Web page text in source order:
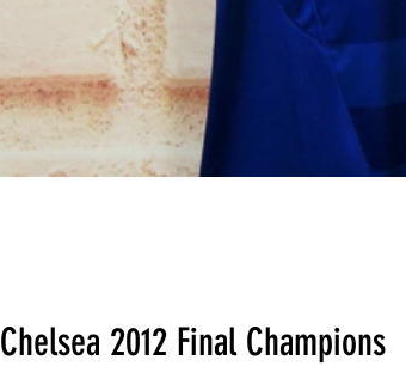
Chelsea 2012 Final Champions